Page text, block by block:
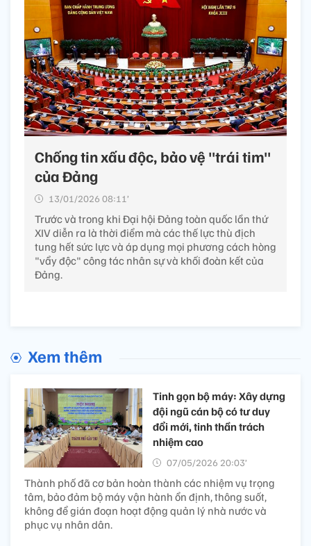
Chống tin xấu độc, bảo vệ "trái tim"
của Đảng
13/01/2026 08:11’
Trước và trong khi Đại hội Đảng toàn quốc lần thứ
XIV diễn ra là thời điểm mà các thế lực thù địch
tung hết sức lực và áp dụng mọi phương cách hòng
"vẩy độc" công tác nhân sự và khối đoàn kết của
Đảng.
Xem thêm
Tinh gọn bộ máy: Xây dựng
đội ngũ cán bộ có tư duy
đổi mới, tinh thần trách
nhiệm cao
07/05/2026 20:03’
Thành phố đã cơ bản hoàn thành các nhiệm vụ trọng
tâm, bảo đảm bộ máy vận hành ổn định, thông suốt,
không để gián đoạn hoạt động quản lý nhà nước và
phục vụ nhân dân.